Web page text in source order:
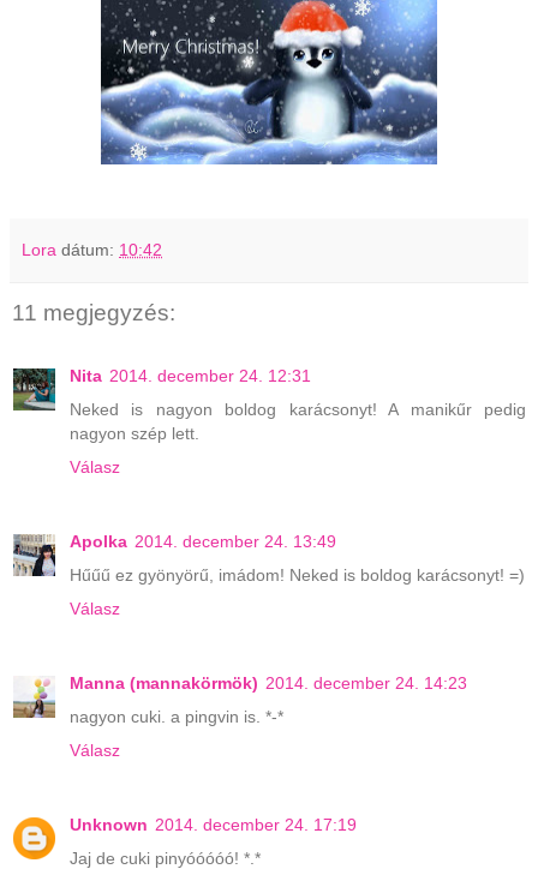
Lora dátum: 10:42
11 megjegyzés:
Nita 2014. december 24. 12:31
Neked is nagyon boldog karácsonyt! A manikűr pedig
nagyon szép lett.
Válasz
Apolka 2014. december 24. 13:49
Hűűű ez gyönyörű, imádom! Neked is boldog karácsonyt! =)
Válasz
Manna (mannakörmök) 2014. december 24. 14:23
nagyon cuki. a pingvin is. *-*
Válasz
Unknown 2014. december 24. 17:19
Jaj de cuki pinyóóóóó! *.*